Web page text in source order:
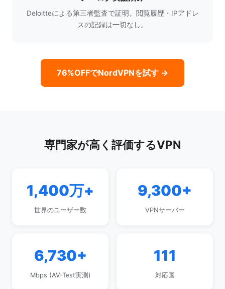
Deloitteによる第三者監査で証明。閲覧履歴・IPアドレ
スの記録は一切なし。
76%OFFでNordVPNを試す →
専門家が高く評価するVPN
1,400万+
世界のユーザー数
9,300+
VPNサーバー
6,730+
Mbps (AV-Test実測)
111
対応国